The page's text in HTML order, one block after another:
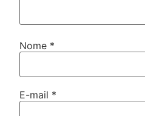
Nome *
E-mail *